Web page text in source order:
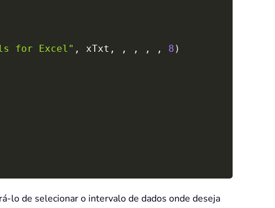
for Excel" , xTxt , , , , , 8 )
lo de selecionar o intervalo de dados onde deseja